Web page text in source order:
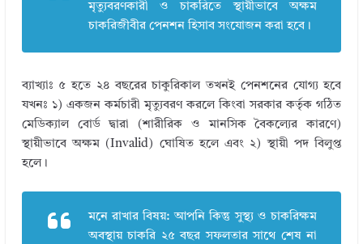
মৃত্যুবরণকারী ও চাকরিতে স্থায়ীভাবে অক্ষম
চাকরিজীবীর পেনশন হিসাব সংযোজন করা হবে।
ব্যাখ্যাঃ ৫ হতে ২৪ বছরের চাকুরিকাল তখনই পেনশনের যোগ্য হবে
যখনঃ ১) একজন কর্মচারী মৃত্যুবরণ করলে কিংবা সরকার কর্তৃক গঠিত
মেডিক্যাল বোর্ড দ্বারা (শারীরিক ও মানসিক বৈকল্যের কারণে)
স্থায়ীভাবে অক্ষম (Invalid) ঘোষিত হলে এবং ২) স্থায়ী পদ বিলুপ্ত
হলে।
মনে রাখার বিষয়: আপনি কিন্তু সুস্থ্য ও চাকরিক্ষম
অবস্থায় চাকরি ২৫ বছর সফলতার সাথে শেষ না